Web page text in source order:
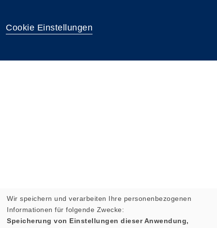
Cookie Einstellungen
Wir speichern und verarbeiten Ihre personenbezogenen
Informationen für folgende Zwecke:
Speicherung von Einstellungen dieser Anwendung,